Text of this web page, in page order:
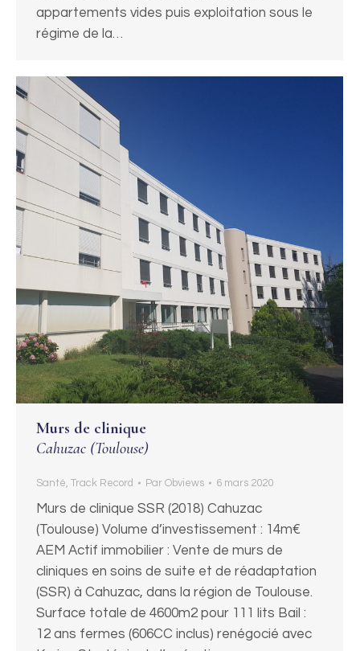
appartements vides puis exploitation sous le
régime de la…
Murs de clinique
Cahuzac (Toulouse)
Santé, Track Record Par Obviews 6 mars 2020
Murs de clinique SSR (2018) Cahuzac
(Toulouse) Volume d’investissement : 14m€
AEM Actif immobilier : Vente de murs de
cliniques en soins de suite et de réadaptation
(SSR) à Cahuzac, dans la région de Toulouse.
Surface totale de 4600m2 pour 111 lits Bail :
12 ans fermes (606CC inclus) renégocié avec